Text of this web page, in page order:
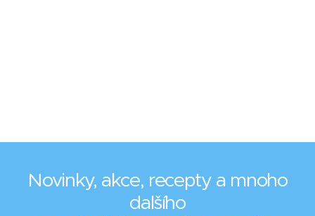
Novinky, akce, recepty a mnoho
dalšího